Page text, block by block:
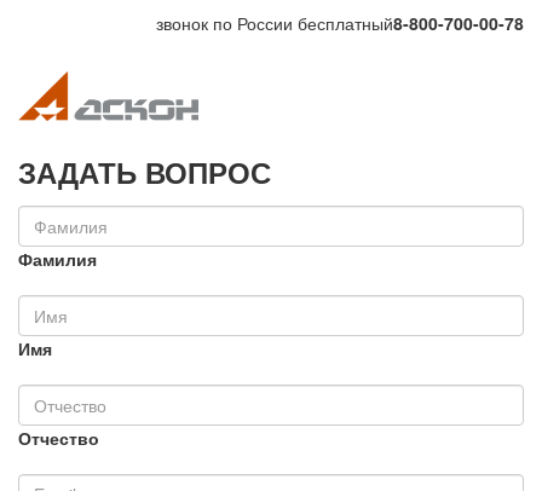
звонок по России бесплатный8-800-700-00-78
ЗАДАТЬ ВОПРОС
Фамилия
Имя
Отчество